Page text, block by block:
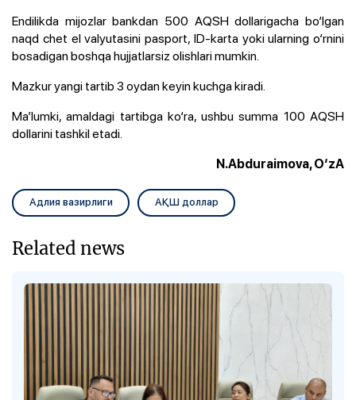
Endilikda mijozlar bankdan 500 AQSH dollarigacha bo‘lgan
naqd chet el valyutasini pasport, ID-karta yoki ularning o‘rnini
bosadigan boshqa hujjatlarsiz olishlari mumkin.
Mazkur yangi tartib 3 oydan keyin kuchga kiradi.
Ma’lumki, amaldagi tartibga ko‘ra, ushbu summa 100 AQSH
dollarini tashkil etadi.
N.Abduraimova, O‘zA
Адлия вазирлиги АҚШ доллар
Related news